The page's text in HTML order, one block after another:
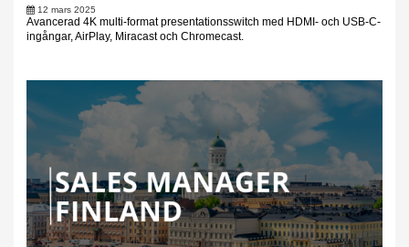
12 mars 2025
Avancerad 4K multi-format presentationsswitch med HDMI- och USB-C-
ingångar, AirPlay, Miracast och Chromecast.